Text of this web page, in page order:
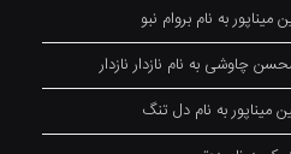
به نام بروام نبو
چاوشی به نام نازدار نازدار
میناپور به نام دل تنگ